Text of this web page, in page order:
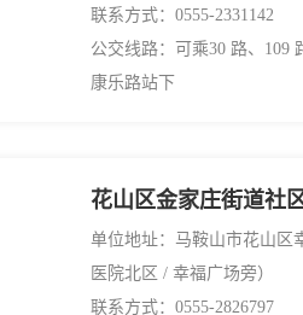
联系方式：0555-2331142
公交线路：可乘30 路、109
康乐路站下
花山区金家庄街道社
单位地址：马鞍山市花山区
医院北区 / 幸福广场旁）
联系方式：0555-2826797